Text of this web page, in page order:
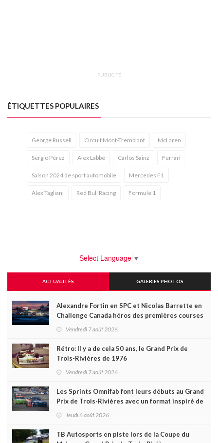
PUBLICITÉ
ÉTIQUETTES POPULAIRES
George Russell Circuit Mont-Tremblant McLaren
Sergio Pérez Alex Labbé Carlos Sainz Ferrari
Saison 2024 de sport automobile Mercedes F1
Alex Tagliani Red Bull Racing Formule 1
Select Language ▼
ACTUALITÉS GALERIES PHOTOS
Alexandre Fortin en SPC et Nicolas Barrette en
Challenge Canada héros des premières courses
Vendredi 7 août 2026
Rétro: Il y a de cela 50 ans, le Grand Prix de
Trois-Rivières de 1976
Vendredi 7 août 2026
Les Sprints Omnifab font leurs débuts au Grand
Prix de Trois-Rivières avec un format inspiré de
Jeudi 6 août 2026
TB Autosports en piste lors de la Coupe du